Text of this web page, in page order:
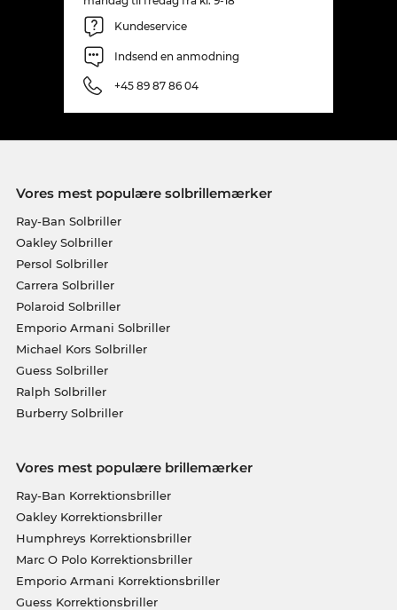
Kundeservice
Indsend en anmodning
+45 89 87 86 04
Vores mest populære solbrillemærker
Ray-Ban Solbriller
Oakley Solbriller
Persol Solbriller
Carrera Solbriller
Polaroid Solbriller
Emporio Armani Solbriller
Michael Kors Solbriller
Guess Solbriller
Ralph Solbriller
Burberry Solbriller
Vores mest populære brillemærker
Ray-Ban Korrektionsbriller
Oakley Korrektionsbriller
Humphreys Korrektionsbriller
Marc O Polo Korrektionsbriller
Emporio Armani Korrektionsbriller
Guess Korrektionsbriller